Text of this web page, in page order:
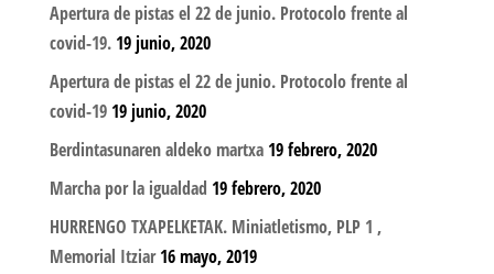
Apertura de pistas el 22 de junio. Protocolo frente al
covid-19. 19 junio, 2020
Apertura de pistas el 22 de junio. Protocolo frente al
covid-19 19 junio, 2020
Berdintasunaren aldeko martxa 19 febrero, 2020
Marcha por la igualdad 19 febrero, 2020
HURRENGO TXAPELKETAK. Miniatletismo, PLP 1 ,
Memorial Itziar 16 mayo, 2019